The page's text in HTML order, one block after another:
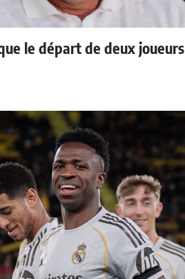
le départ de deux joueurs